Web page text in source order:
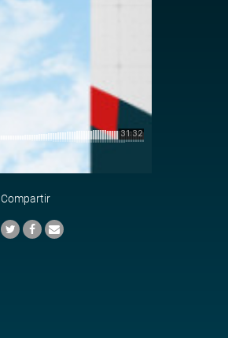
Compartir